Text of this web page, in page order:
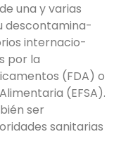
una y varias
descontamina­
internacio­
por la
(FDA) o
(EFSA).
ser
sanitarias